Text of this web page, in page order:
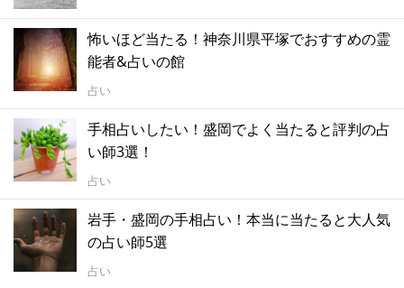
怖いほど当たる！神奈川県平塚でおすすめの霊
能者&占いの館
占い
手相占いしたい！盛岡でよく当たると評判の占
い師3選！
占い
岩手・盛岡の手相占い！本当に当たると大人気
の占い師5選
占い